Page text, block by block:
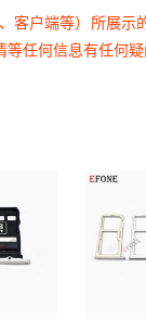
户端等）所展
任何信息有任